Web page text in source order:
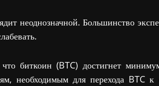
неоднозначной. Большинство
биткоин (BTC) достигнет
необходимым для перехода BTC